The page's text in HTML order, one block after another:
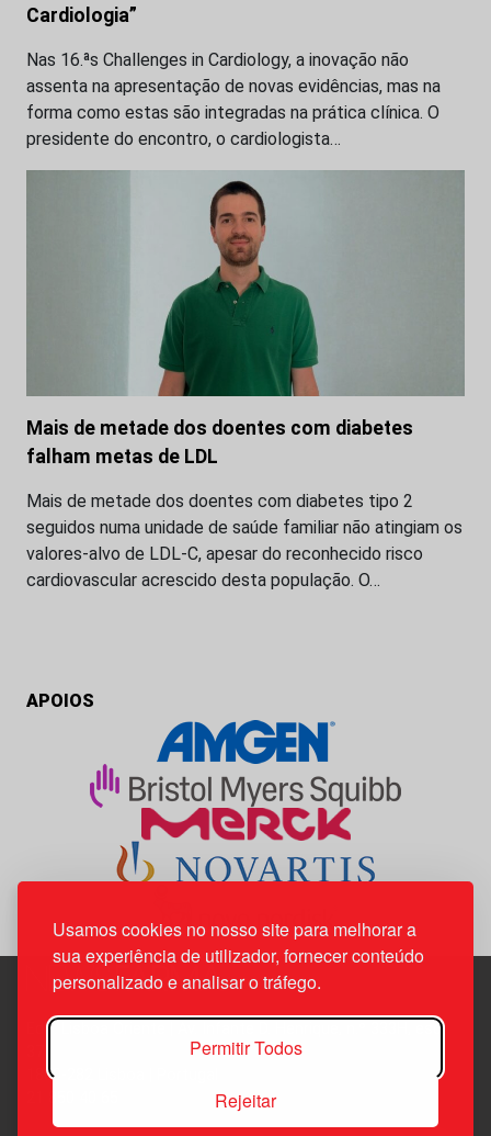
Usamos cookies no nosso site para melhorar a
sua experiência de utilizador, fornecer conteúdo
personalizado e analisar o tráfego.
Permitir Todos
Rejeitar
Cardiologia”
Nas 16.ªs Challenges in Cardiology, a inovação não
assenta na apresentação de novas evidências, mas na
forma como estas são integradas na prática clínica. O
presidente do encontro, o cardiologista…
Mais de metade dos doentes com diabetes
falham metas de LDL
Mais de metade dos doentes com diabetes tipo 2
seguidos numa unidade de saúde familiar não atingiam os
valores-alvo de LDL-C, apesar do reconhecido risco
cardiovascular acrescido desta população. O…
APOIOS
Edif. Lisboa Oriente | Av. Infante D. Henrique, n.º 333H, esc.
1800-282 Lisboa | Portugal